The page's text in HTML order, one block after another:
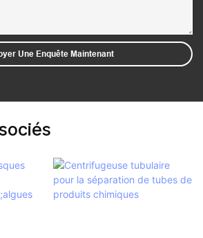
Une Enquête Maintenant